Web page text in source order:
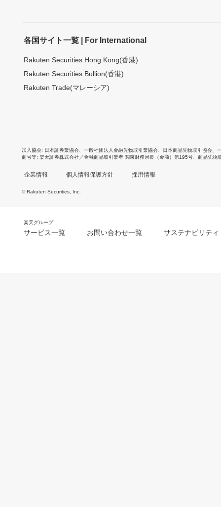
各国サイト一覧 | For International
Rakuten Securities Hong Kong(香港)
Rakuten Securities Bullion(香港)
Rakuten Trade(マレーシア)
加入協会 日本証券業協会 一般社団法人金融先物取引業協会 日本商品先物取引協会
商号等 楽天証券株式会社／金融商品取引業者 関東財務局長（金商）第195号、商品先物
企業情報 個人情報保護方針 採用情報
© Rakuten Securities, Inc.
楽天グループ
サービス一覧 お問い合わせ一覧 サステナビリティ